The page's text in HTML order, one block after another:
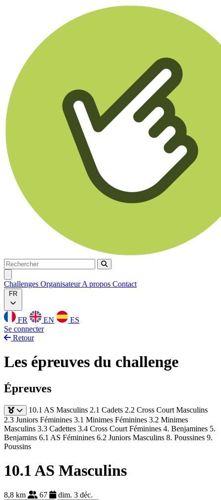
Rechercher
Rechercher
Challenges OrganisateurA propos Contact
FR
FR EN
ES
Se connecter
Retour
Les épreuves du challenge
Épreuves
10.1 AS Masculins 2.1 Cadets 2.2 Cross Court Masculins
2.3 Juniors Féminines 3.1 Minimes Féminines 3.2 Minimes
Masculins 3.3 Cadettes 3.4 Cross Court Féminines 4. Benjamines 5.
Benjamins 6.1 AS Féminines 6.2 Juniors Masculins 8. Poussines 9.
Poussins
10.1 AS Masculins
8,8 km 67 dim. 3 déc.